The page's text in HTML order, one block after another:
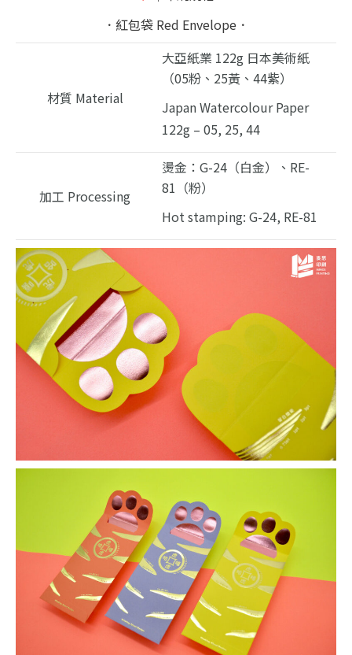
．紅包袋 Red Envelope．
材質 Material
大亞紙業 122g 日本美術紙
（05粉、25黃、44紫）
Japan Watercolour Paper
122g – 05, 25, 44
加工 Processing
燙金：G-24（白金）、RE-
81（粉）
Hot stamping: G-24, RE-81